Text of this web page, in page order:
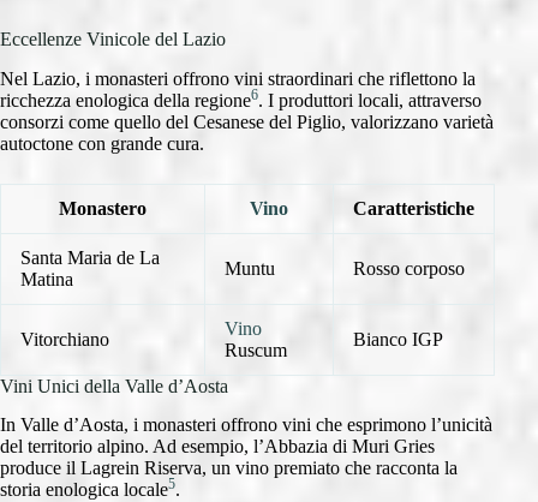
Eccellenze Vinicole del Lazio
Nel Lazio, i monasteri offrono vini straordinari che riflettono la
ricchezza enologica della regione6. I produttori locali, attraverso
consorzi come quello del Cesanese del Piglio, valorizzano varietà
autoctone con grande cura.
Monastero Vino Caratteristiche
Santa Maria de La
Matina
Muntu Rosso corposo
Vitorchiano
Vino
Ruscum
Bianco IGP
Vini Unici della Valle d’Aosta
In Valle d’Aosta, i monasteri offrono vini che esprimono l’unicità
del territorio alpino. Ad esempio, l’Abbazia di Muri Gries
produce il Lagrein Riserva, un vino premiato che racconta la
storia enologica locale5.